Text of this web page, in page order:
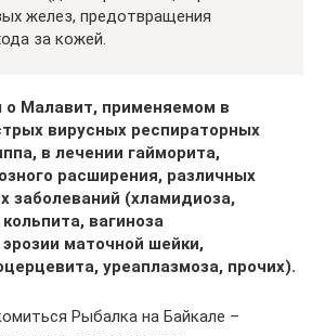
желез, предотвращения
за кожей.
Малавит, применяемом в
вирусных респираторных
в лечении гайморита,
расширения, различных
заболеваний (хламидиоза,
вагиноза
маточной шейки,
уреаплазмоза, прочих).
Рыбалка на Байкале –